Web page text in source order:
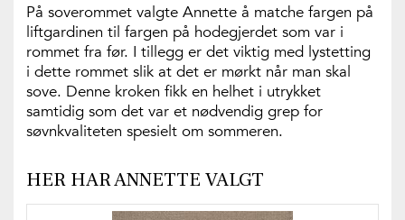
På soverommet valgte Annette å matche fargen på
liftgardinen til fargen på hodegjerdet som var i
rommet fra før. I tillegg er det viktig med lystetting
i dette rommet slik at det er mørkt når man skal
sove. Denne kroken fikk en helhet i utrykket
samtidig som det var et nødvendig grep for
søvnkvaliteten spesielt om sommeren.
HER HAR ANNETTE VALGT